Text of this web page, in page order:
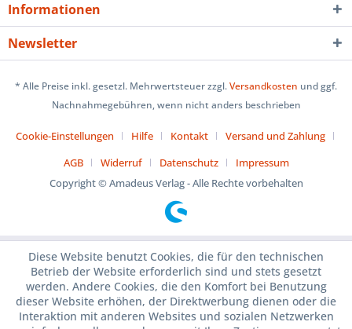
Informationen
Newsletter
* Alle Preise inkl. gesetzl. Mehrwertsteuer zzgl.Versandkosten und ggf.
Nachnahmegebühren, wenn nicht anders beschrieben
Cookie-Einstellungen Hilfe Kontakt
Versand und Zahlung
AGB
Widerruf Datenschutz
Impressum
Copyright © Amadeus Verlag - Alle Rechte vorbehalten
Diese Website benutzt Cookies, die für den technischen
Betrieb der Website erforderlich sind und stets gesetzt
werden. Andere Cookies, die den Komfort bei Benutzung
dieser Website erhöhen, der Direktwerbung dienen oder die
Interaktion mit anderen Websites und sozialen Netzwerken